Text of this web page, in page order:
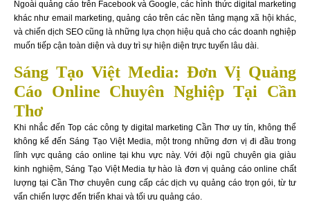
Ngoài quảng cáo trên Facebook và Google, các hình thức digital marketing
khác như email marketing, quảng cáo trên các nền tảng mạng xã hội khác,
và chiến dịch SEO cũng là những lựa chọn hiệu quả cho các doanh nghiệp
muốn tiếp cận toàn diện và duy trì sự hiện diện trực tuyến lâu dài.
Sáng Tạo Việt Media: Đơn Vị Quảng
Cáo Online Chuyên Nghiệp Tại Cần
Thơ
Khi nhắc đến Top các công ty digital marketing Cần Thơ uy tín, không thể
không kể đến Sáng Tạo Việt Media, một trong những đơn vị đi đầu trong
lĩnh vực quảng cáo online tại khu vực này. Với đội ngũ chuyên gia giàu
kinh nghiệm, Sáng Tạo Việt Media tự hào là đơn vị quảng cáo online chất
lượng tại Cần Thơ chuyên cung cấp các dịch vụ quảng cáo trọn gói, từ tư
vấn chiến lược đến triển khai và tối ưu quảng cáo.